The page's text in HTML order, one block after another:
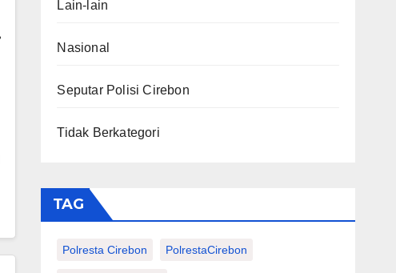
Lain-lain
Nasional
Seputar Polisi Cirebon
Tidak Berkategori
TAG
Polresta Cirebon PolrestaCirebon